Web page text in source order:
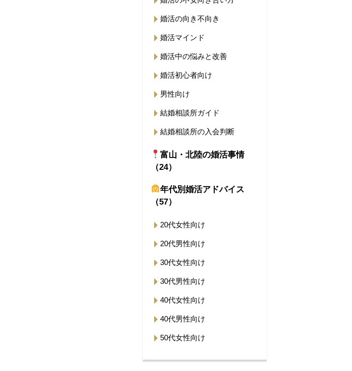
婚活の向き不向き
婚活マインド
婚活中の悩みと改善
婚活初心者向け
男性向け
結婚相談所ガイド
結婚相談所の入会判断
富山・北陸の婚活事情
（24）
年代別婚活アドバイス
（57）
20代女性向け
20代男性向け
30代女性向け
30代男性向け
40代女性向け
40代男性向け
50代女性向け